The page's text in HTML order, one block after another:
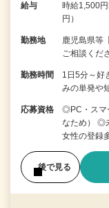
給与
時給1,500
円）
勤務地
鹿児島県等
ご相談くだ
勤務時間
1日5分～好
みの単発や
応募資格
◎PC・スマ
なため） ◎
女性の登
後で見る